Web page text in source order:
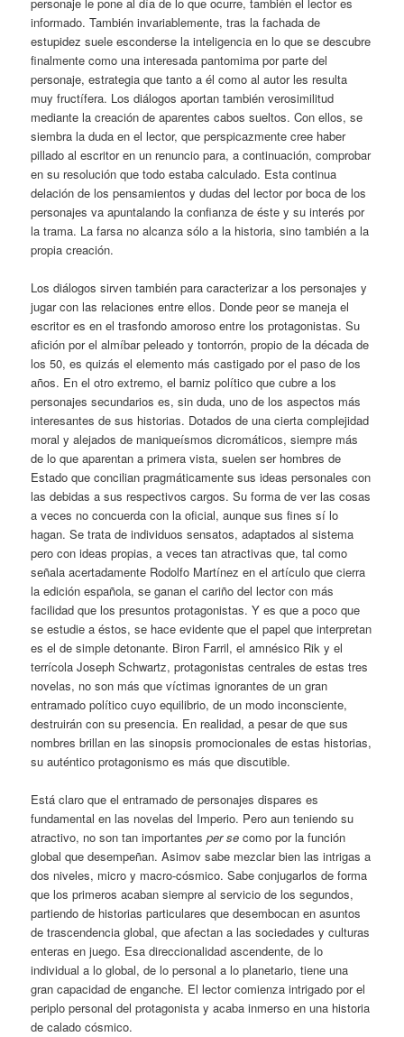
informado. También invariablemente, tras la fachada de
estupidez suele esconderse la inteligencia en lo que se descubre
finalmente como una interesada pantomima por parte del
personaje, estrategia que tanto a él como al autor les resulta
muy fructífera. Los diálogos aportan también verosimilitud
mediante la creación de aparentes cabos sueltos. Con ellos, se
siembra la duda en el lector, que perspicazmente cree haber
pillado al escritor en un renuncio para, a continuación, comprobar
en su resolución que todo estaba calculado. Esta continua
delación de los pensamientos y dudas del lector por boca de los
personajes va apuntalando la confianza de éste y su interés por
la trama. La farsa no alcanza sólo a la historia, sino también a la
propia creación.
Los diálogos sirven también para caracterizar a los personajes y
jugar con las relaciones entre ellos. Donde peor se maneja el
escritor es en el trasfondo amoroso entre los protagonistas. Su
afición por el almíbar peleado y tontorrón, propio de la década de
los 50, es quizás el elemento más castigado por el paso de los
años. En el otro extremo, el barniz político que cubre a los
personajes secundarios es, sin duda, uno de los aspectos más
interesantes de sus historias. Dotados de una cierta complejidad
moral y alejados de maniqueísmos dicromáticos, siempre más
de lo que aparentan a primera vista, suelen ser hombres de
Estado que concilian pragmáticamente sus ideas personales con
las debidas a sus respectivos cargos. Su forma de ver las cosas
a veces no concuerda con la oficial, aunque sus fines sí lo
hagan. Se trata de individuos sensatos, adaptados al sistema
pero con ideas propias, a veces tan atractivas que, tal como
señala acertadamente Rodolfo Martínez en el artículo que cierra
la edición española, se ganan el cariño del lector con más
facilidad que los presuntos protagonistas. Y es que a poco que
se estudie a éstos, se hace evidente que el papel que interpretan
es el de simple detonante. Biron Farril, el amnésico Rik y el
terrícola Joseph Schwartz, protagonistas centrales de estas tres
novelas, no son más que víctimas ignorantes de un gran
entramado político cuyo equilibrio, de un modo inconsciente,
destruirán con su presencia. En realidad, a pesar de que sus
nombres brillan en las sinopsis promocionales de estas historias,
su auténtico protagonismo es más que discutible.
Está claro que el entramado de personajes dispares es
fundamental en las novelas del Imperio. Pero aun teniendo su
atractivo, no son tan importantesper se como por la función
global que desempeñan. Asimov sabe mezclar bien las intrigas a
dos niveles, micro y macro-cósmico. Sabe conjugarlos de forma
que los primeros acaban siempre al servicio de los segundos,
partiendo de historias particulares que desembocan en asuntos
de trascendencia global, que afectan a las sociedades y culturas
enteras en juego. Esa direccionalidad ascendente, de lo
individual a lo global, de lo personal a lo planetario, tiene una
gran capacidad de enganche. El lector comienza intrigado por el
periplo personal del protagonista y acaba inmerso en una historia
de calado cósmico.